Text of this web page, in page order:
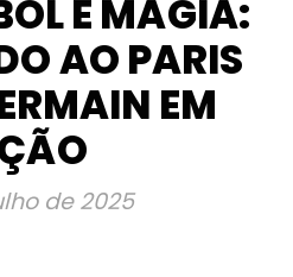
E MAGIA:
AO PARIS
EM
de 2025